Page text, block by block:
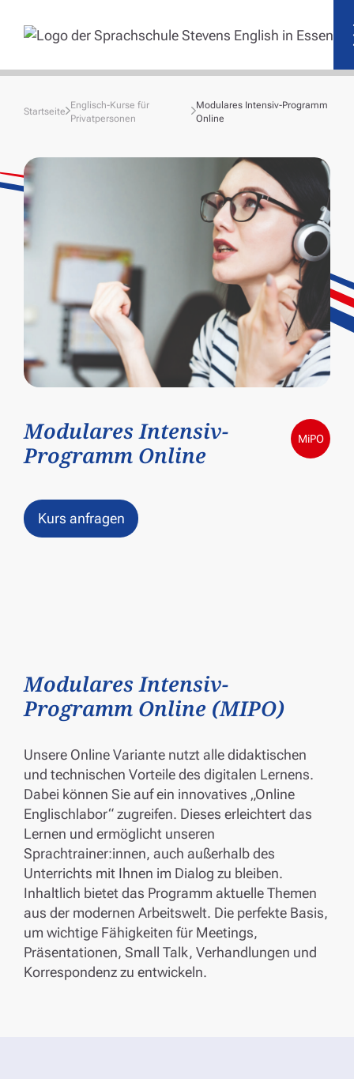
Startseite
Englisch-Kurse für
Privatpersonen
Modulares Intensiv-Programm
Online
Modulares Intensiv-
Programm Online
MiPO
Kurs anfragen
Modulares Intensiv-
Programm Online (MIPO)
Unsere Online Variante nutzt alle didaktischen
und technischen Vorteile des digitalen Lernens.
Dabei können Sie auf ein innovatives „Online
Englischlabor“ zugreifen. Dieses erleichtert das
Lernen und ermöglicht unseren
Sprachtrainer:innen, auch außerhalb des
Unterrichts mit Ihnen im Dialog zu bleiben.
Inhaltlich bietet das Programm aktuelle Themen
aus der modernen Arbeitswelt. Die perfekte Basis,
um wichtige Fähigkeiten für Meetings,
Präsentationen, Small Talk, Verhandlungen und
Korrespondenz zu entwickeln.